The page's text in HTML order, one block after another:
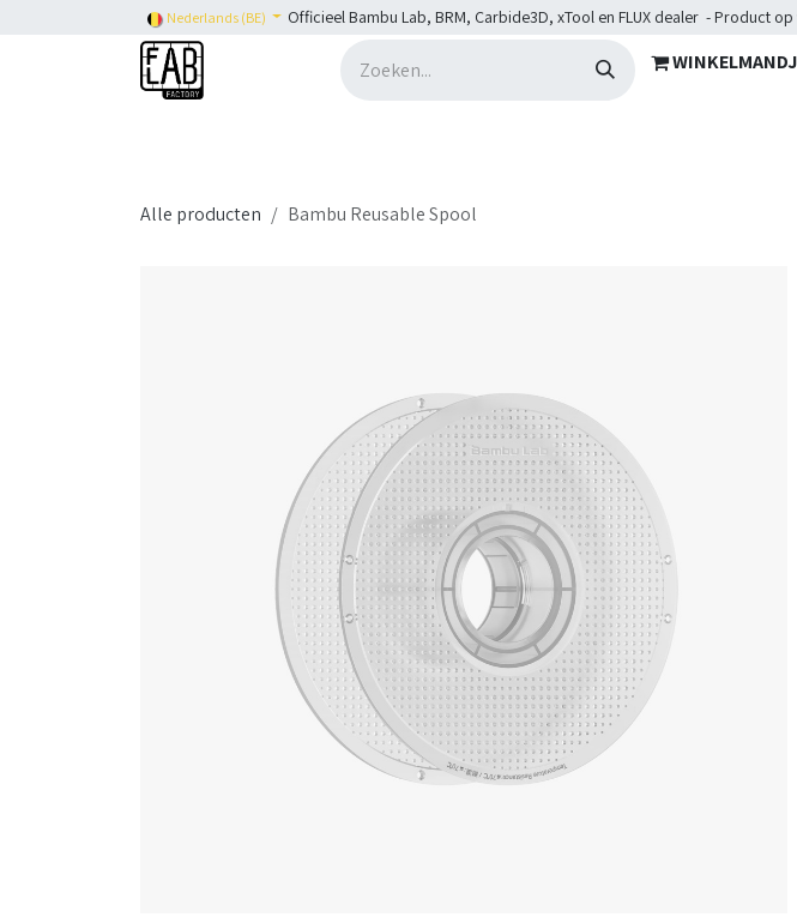
Overslaan naar inhoudNederlands (BE) Officieel Bambu Lab, BRM, Carbide3D, xTool en FLUX dealer - Product
Alle producten Bambu Reusable Spool